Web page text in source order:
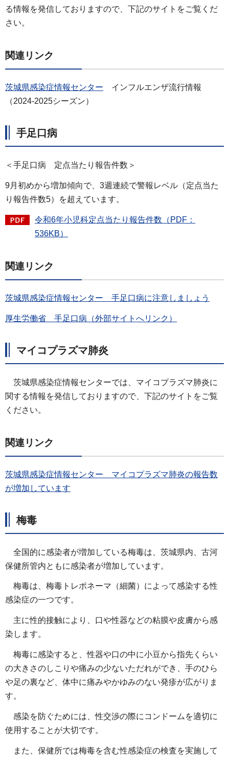
る情報を発信しておりますので、下記のサイトをご覧くだ
さい。
関連リンク
茨城県感染症情報センター インフルエンザ流行情報
（2024-2025シーズン）
手足口病
＜手足口病 定点当たり報告件数＞
9月初めから増加傾向で、3週連続で警報レベル（定点当た
り報告件数5）を超えています。
令和6年小児科定点当たり報告件数（PDF：
536KB）
関連リンク
茨城県感染症情報センター 手足口病に注意しましょう
厚生労働省 手足口病（外部サイトへリンク）
マイコプラズマ肺炎
茨城県感染症情報センターでは、マイコプラズマ肺炎に
関する情報を発信しておりますので、下記のサイトをご覧
ください。
関連リンク
茨城県感染症情報センター マイコプラズマ肺炎の報告数
が増加しています
梅毒
全国的に感染者が増加している梅毒は、茨城県内、古河
保健所管内ともに感染者が増加しています。
梅毒は、梅毒トレポネーマ（細菌）によって感染する性
感染症の一つです。
主に性的接触により、口や性器などの粘膜や皮膚から感
染します。
梅毒に感染すると、性器や口の中に小豆から指先くらい
の大きさのしこりや痛みの少ないただれができ、手のひら
や足の裏など、体中に痛みやかゆみのない発疹が広がりま
す。
感染を防ぐためには、性交渉の際にコンドームを適切に
使用することが大切です。
また、保健所では梅毒を含む性感染症の検査を実施して